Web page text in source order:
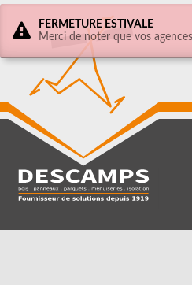
FERMETURE ESTIVALE
Merci de noter que vos